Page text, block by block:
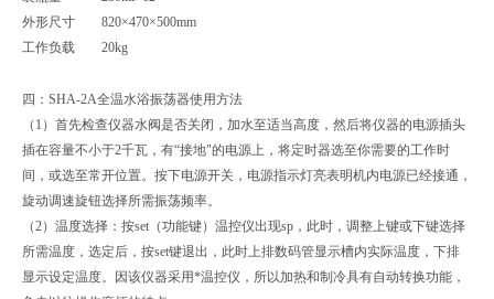
外形尺寸
820×470×500mm
工作负载
20kg
四：SHA-2A全温水浴振荡器使用方法
（1）首先检查仪器水阀是否关闭，加水至适当高度，然后将仪器的电源插头
插在容量不小于2千瓦，有“接地"的电源上，将定时器选至你需要的工作时
间，或选至常开位置。按下电源开关，电源指示灯亮表明机内电源已经接通，
旋动调速旋钮选择所需振荡频率。
（2）温度选择：按set（功能键）温控仪出现sp，此时，调整上键或下键选择
所需温度，选定后，按set键退出，此时上排数码管显示槽内实际温度，下排
显示设定温度。因该仪器采用*温控仪，所以加热和制冷具有自动转换功能，